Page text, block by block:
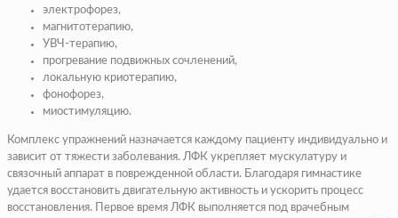
электрофорез,
магнитотерапию,
УВЧ-терапию,
прогревание подвижных сочленений,
локальную криотерапию,
фонофорез,
миостимуляцию.
Комплекс упражнений назначается каждому пациенту индивидуально и
зависит от тяжести заболевания. ЛФК укрепляет мускулатуру и
связочный аппарат в поврежденной области. Благодаря гимнастике
удается восстановить двигательную активность и ускорить процесс
восстановления. Первое время ЛФК выполняется под врачебным